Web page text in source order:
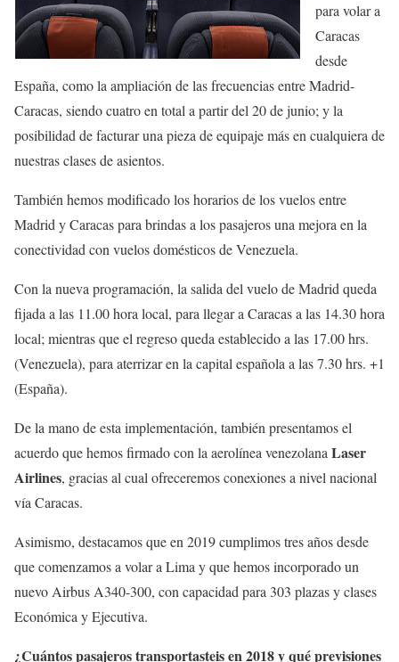
para volar a
Caracas
desde
España, como la ampliación de las frecuencias entre Madrid-
Caracas, siendo cuatro en total a partir del 20 de junio; y la
posibilidad de facturar una pieza de equipaje más en cualquiera de
nuestras clases de asientos.
También hemos modificado los horarios de los vuelos entre
Madrid y Caracas para brindas a los pasajeros una mejora en la
conectividad con vuelos domésticos de Venezuela.
Con la nueva programación, la salida del vuelo de Madrid queda
fijada a las 11.00 hora local, para llegar a Caracas a las 14.30 hora
local; mientras que el regreso queda establecido a las 17.00 hrs.
(Venezuela), para aterrizar en la capital española a las 7.30 hrs. +1
(España).
De la mano de esta implementación, también presentamos el
acuerdo que hemos firmado con la aerolínea venezolanaLaser
Airlines, gracias al cual ofreceremos conexiones a nivel nacional
vía Caracas.
Asimismo, destacamos que en 2019 cumplimos tres años desde
que comenzamos a volar a Lima y que hemos incorporado un
nuevo Airbus A340-300, con capacidad para 303 plazas y clases
Económica y Ejecutiva.
¿Cuántos pasajeros transportasteis en 2018 y qué previsiones